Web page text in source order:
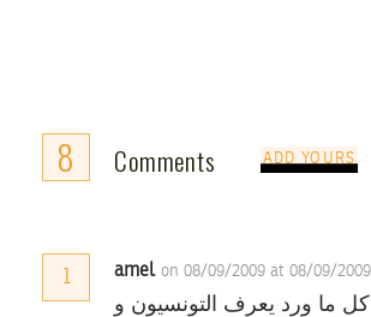
8 Comments ADD YOURS
1 amel on 08/09/2009 at 08/09/2009
كل ما ورد يعرف التونسيون و